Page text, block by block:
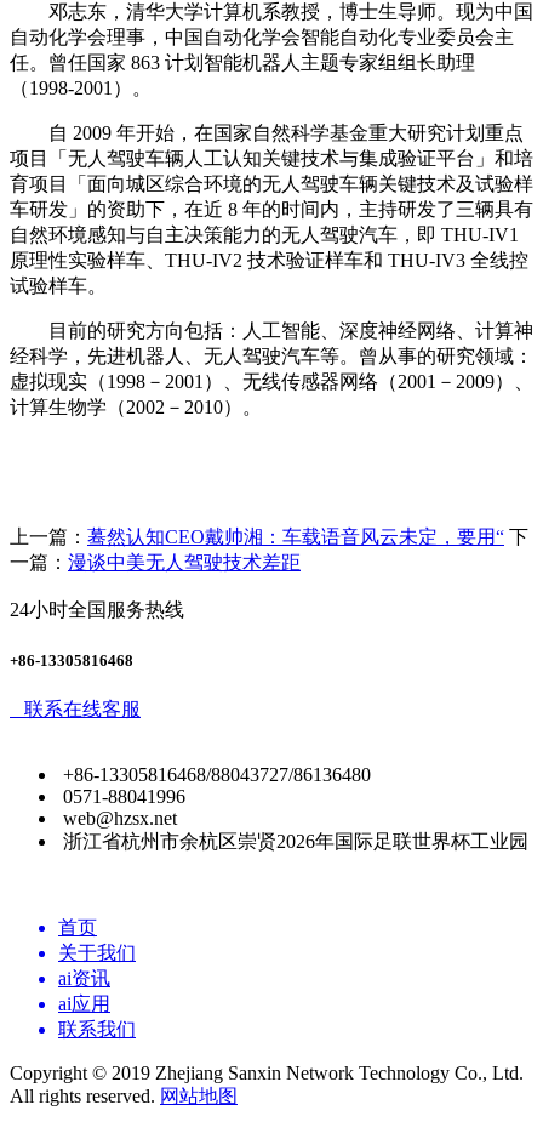
邓志东，清华大学计算机系教授，博士生导师。现为中国
自动化学会理事，中国自动化学会智能自动化专业委员会主
任。曾任国家 863 计划智能机器人主题专家组组长助理
（1998-2001）。
自 2009 年开始，在国家自然科学基金重大研究计划重点
项目「无人驾驶车辆人工认知关键技术与集成验证平台」和培
育项目「面向城区综合环境的无人驾驶车辆关键技术及试验样
车研发」的资助下，在近 8 年的时间内，主持研发了三辆具有
自然环境感知与自主决策能力的无人驾驶汽车，即 THU-IV1
原理性实验样车、THU-IV2 技术验证样车和 THU-IV3 全线控
试验样车。
目前的研究方向包括：人工智能、深度神经网络、计算神
经科学，先进机器人、无人驾驶汽车等。曾从事的研究领域：
虚拟现实（1998－2001）、无线传感器网络（2001－2009）、
计算生物学（2002－2010）。
上一篇： 蓦然认知CEO戴帅湘：车载语音风云未定，要用“ 下
一篇： 漫谈中美无人驾驶技术差距
24小时全国服务热线
+86-13305816468
联系在线客服
+86-13305816468/88043727/86136480
0571-88041996
web@hzsx.net
浙江省杭州市余杭区崇贤2026年国际足联世界杯工业园
首页
关于我们
ai资讯
ai应用
联系我们
Copyright © 2019 Zhejiang Sanxin Network Technology Co., Ltd.
All rights reserved. 网站地图